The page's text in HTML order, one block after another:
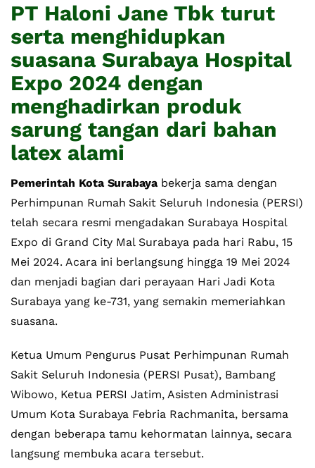
PT Haloni Jane Tbk turut
serta menghidupkan
suasana Surabaya Hospital
Expo 2024 dengan
menghadirkan produk
sarung tangan dari bahan
latex alami
Pemerintah Kota Surabaya bekerja sama dengan
Perhimpunan Rumah Sakit Seluruh Indonesia (PERSI)
telah secara resmi mengadakan Surabaya Hospital
Expo di Grand City Mal Surabaya pada hari Rabu, 15
Mei 2024. Acara ini berlangsung hingga 19 Mei 2024
dan menjadi bagian dari perayaan Hari Jadi Kota
Surabaya yang ke-731, yang semakin memeriahkan
suasana.
Ketua Umum Pengurus Pusat Perhimpunan Rumah
Sakit Seluruh Indonesia (PERSI Pusat), Bambang
Wibowo, Ketua PERSI Jatim, Asisten Administrasi
Umum Kota Surabaya Febria Rachmanita, bersama
dengan beberapa tamu kehormatan lainnya, secara
langsung membuka acara tersebut.